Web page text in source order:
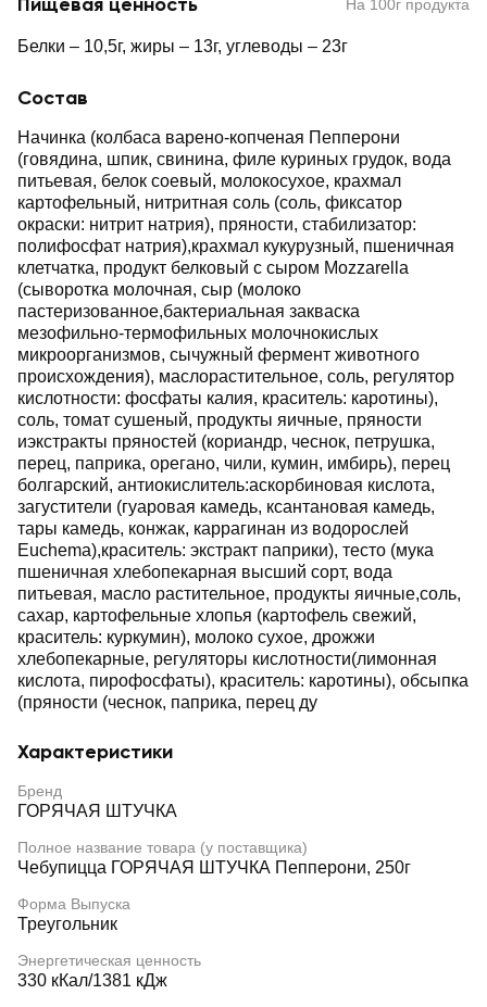
На 100г продукта
Белки – 10,5г, жиры – 13г, углеводы – 23г
Состав
Начинка (колбаса варено-копченая Пепперони
(говядина, шпик, свинина, филе куриных грудок, вода
питьевая, белок соевый, молокосухое, крахмал
картофельный, нитритная соль (соль, фиксатор
окраски: нитрит натрия), пряности, стабилизатор:
полифосфат натрия),крахмал кукурузный, пшеничная
клетчатка, продукт белковый с сыром Mozzarella
(сыворотка молочная, сыр (молоко
пастеризованное,бактериальная закваска
мезофильно-термофильных молочнокислых
микроорганизмов, сычужный фермент животного
происхождения), маслорастительное, соль, регулятор
кислотности: фосфаты калия, краситель: каротины),
соль, томат сушеный, продукты яичные, пряности
иэкстракты пряностей (кориандр, чеснок, петрушка,
перец, паприка, орегано, чили, кумин, имбирь), перец
болгарский, антиокислитель:аскорбиновая кислота,
загустители (гуаровая камедь, ксантановая камедь,
тары камедь, конжак, каррагинан из водорослей
Euchema),краситель: экстракт паприки), тесто (мука
пшеничная хлебопекарная высший сорт, вода
питьевая, масло растительное, продукты яичные,соль,
сахар, картофельные хлопья (картофель свежий,
краситель: куркумин), молоко сухое, дрожжи
хлебопекарные, регуляторы кислотности(лимонная
кислота, пирофосфаты), краситель: каротины), обсыпка
(пряности (чеснок, паприка, перец ду
Характеристики
Бренд
ГОРЯЧАЯ ШТУЧКА
Полное название товара (у поставщика)
Чебупицца ГОРЯЧАЯ ШТУЧКА Пепперони, 250г
Форма Выпуска
Треугольник
Энергетическая ценность
330 кКал/1381 кДж